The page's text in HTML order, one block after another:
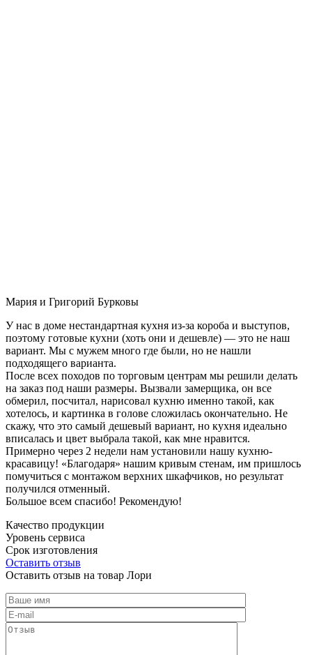
Мария и Григорий Бурковы
У нас в доме нестандартная кухня из-за короба и выступов,
поэтому готовые кухни (хоть они и дешевле) — это не наш
вариант. Мы с мужем много где были, но не нашли
подходящего варианта.
После всех походов по торговым центрам мы решили делать
на заказ под наши размеры. Вызвали замерщика, он все
обмерил, посчитал, нарисовал кухню именно такой, как
хотелось, и картинка в голове сложилась окончательно. Не
скажу, что это самый дешевый вариант, но кухня идеально
вписалась и цвет выбрала такой, как мне нравится.
Примерно через 2 недели нам установили нашу кухню-
красавицу! «Благодаря» нашим кривым стенам, им пришлось
помучиться с монтажом верхних шкафчиков, но результат
получился отменный.
Большое всем спасибо! Рекомендую!
Качество продукции
Уровень сервиса
Срок изготовления
Оставить отзыв
Оставить отзыв на товар Лори